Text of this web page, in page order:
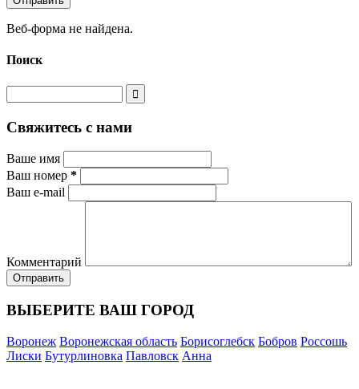
Веб-форма не найдена.
Поиск
Свяжитесь с нами
Ваше имя
Ваш номер *
Ваш e-mail
Комментарий
ВЫБЕРИТЕ ВАШ ГОРОД
Воронеж Воронежская область Борисоглебск Бобров Россошь
Лиски Бутурлиновка Павловск Анна